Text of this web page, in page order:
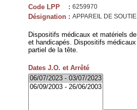
Code LPP : 6259970
Désignation : APPAREIL DE
Dispositifs médicaux et matériels
et handicapés. Dispositifs
partiel de la tête.
Dates J.O. et Arrêté